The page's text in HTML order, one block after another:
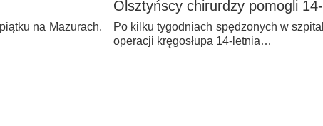
na Mazurach.
Olsztyńscy chirurdzy pomogli
Po kilku tygodniach spędzonych w
operacji kręgosłupa 14-letnia…